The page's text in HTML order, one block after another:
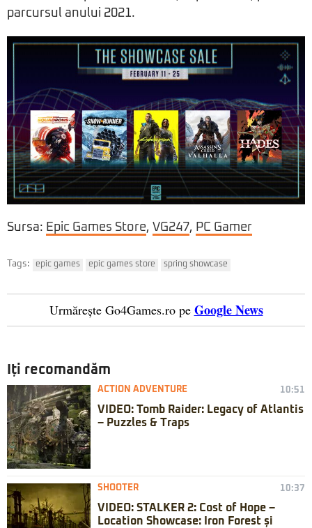
parcursul anului 2021.
Sursa: Epic Games Store, VG247, PC Gamer
Tags: epic games epic games store spring showcase
Urmărește Go4Games.ro pe Google News
Iți recomandăm
ACTION ADVENTURE 10:51
VIDEO: Tomb Raider: Legacy of Atlantis
– Puzzles & Traps
SHOOTER 10:37
VIDEO: STALKER 2: Cost of Hope –
Location Showcase: Iron Forest și